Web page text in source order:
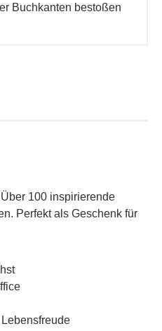
Buchkanten bestoßen
100 inspirierende
Perfekt als Geschenk für